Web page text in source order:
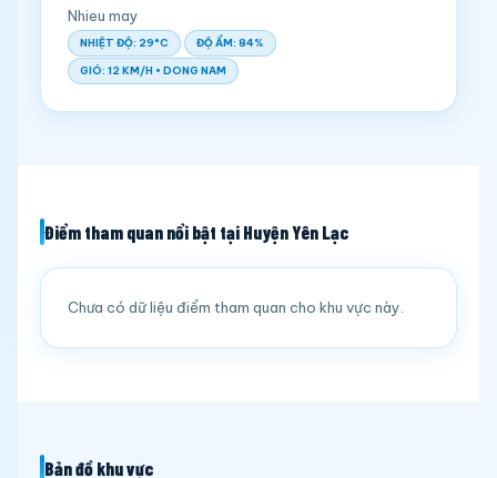
Nhieu may
NHIỆT ĐỘ: 29°C ĐỘ ẨM: 84%
GIÓ: 12 KM/H • DONG NAM
Điểm tham quan nổi bật tại Huyện Yên Lạc
Chưa có dữ liệu điểm tham quan cho khu vực này.
Bản đồ khu vực